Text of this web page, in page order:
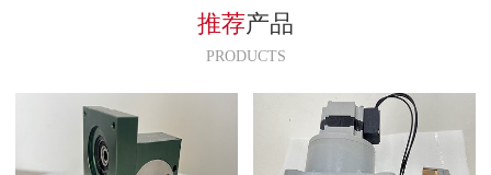
推荐产品
PRODUCTS